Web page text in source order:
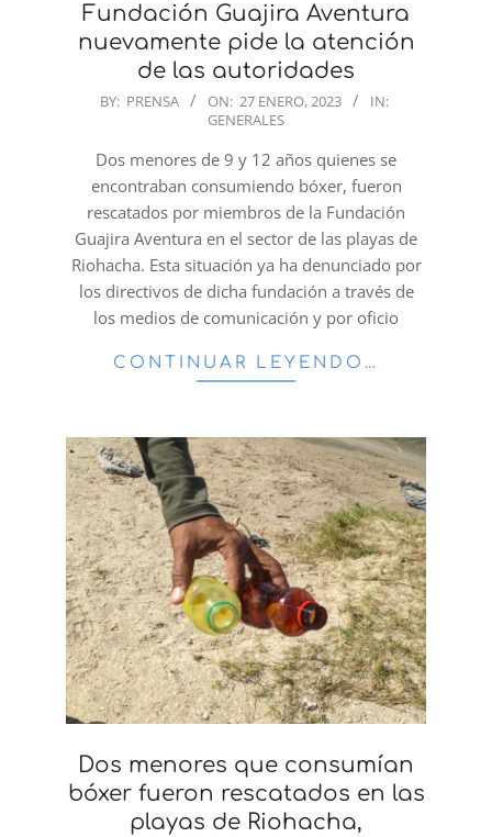
Fundación Guajira Aventura
nuevamente pide la atención
de las autoridades
2023-BY: PRENSA ON: 27 ENERO, 2023
IN:
GENERALES
Dos menores de 9 y 12 años quienes se
encontraban consumiendo bóxer, fueron
rescatados por miembros de la Fundación
Guajira Aventura en el sector de las playas de
Riohacha. Esta situación ya ha denunciado por
los directivos de dicha fundación a través de
los medios de comunicación y por oficio
CONTINUAR LEYENDO…
Dos menores que consumían
bóxer fueron rescatados en las
playas de Riohacha,